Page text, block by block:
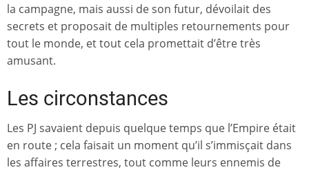
la campagne, mais aussi de son futur, dévoilait des
secrets et proposait de multiples retournements pour
tout le monde, et tout cela promettait d’être très
amusant.
Les circonstances
Les PJ savaient depuis quelque temps que l’Empire était
en route ; cela faisait un moment qu’il s’immisçait dans
les affaires terrestres, tout comme leurs ennemis de